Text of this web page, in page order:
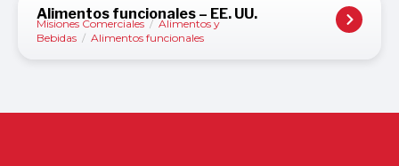
Alimentos funcionales – EE. UU.
Misiones Comerciales / Alimentos y
Bebidas / Alimentos funcionales